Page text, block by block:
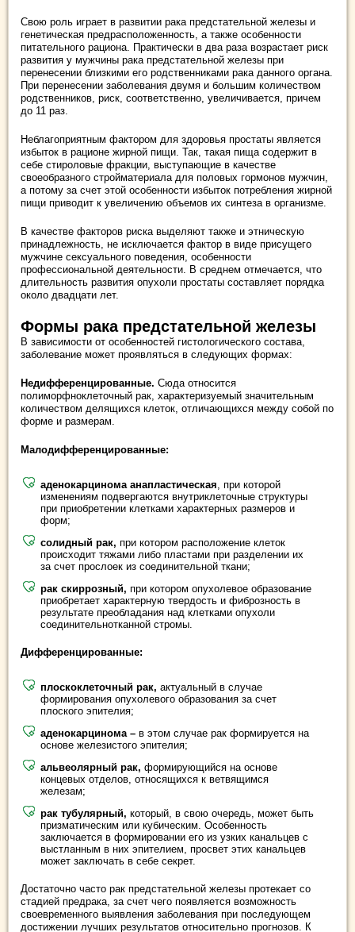
Свою роль играет в развитии рака предстательной железы и
генетическая предрасположенность, а также особенности
питательного рациона. Практически в два раза возрастает риск
развития у мужчины рака предстательной железы при
перенесении близкими его родственниками рака данного органа.
При перенесении заболевания двумя и большим количеством
родственников, риск, соответственно, увеличивается, причем
до 11 раз.
Неблагоприятным фактором для здоровья простаты является
избыток в рационе жирной пищи. Так, такая пища содержит в
себе стироловые фракции, выступающие в качестве
своеобразного стройматериала для половых гормонов мужчин,
а потому за счет этой особенности избыток потребления жирной
пищи приводит к увеличению объемов их синтеза в организме.
В качестве факторов риска выделяют также и этническую
принадлежность, не исключается фактор в виде присущего
мужчине сексуального поведения, особенности
профессиональной деятельности. В среднем отмечается, что
длительность развития опухоли простаты составляет порядка
около двадцати лет.
Формы рака предстательной железы
В зависимости от особенностей гистологического состава,
заболевание может проявляться в следующих формах:
Недифференцированные. Сюда относится
полиморфноклеточный рак, характеризуемый значительным
количеством делящихся клеток, отличающихся между собой по
форме и размерам.
Малодифференцированные:
аденокарцинома анапластическая, при которой
изменениям подвергаются внутриклеточные структуры
при приобретении клетками характерных размеров и
форм;
солидный рак, при котором расположение клеток
происходит тяжами либо пластами при разделении их
за счет прослоек из соединительной ткани;
рак скиррозный, при котором опухолевое образование
приобретает характерную твердость и фиброзность в
результате преобладания над клетками опухоли
соединительнотканной стромы.
Дифференцированные:
плоскоклеточный рак, актуальный в случае
формирования опухолевого образования за счет
плоского эпителия;
аденокарцинома – в этом случае рак формируется на
основе железистого эпителия;
альвеолярный рак, формирующийся на основе
концевых отделов, относящихся к ветвящимся
железам;
рак тубулярный, который, в свою очередь, может быть
призматическим или кубическим. Особенность
заключается в формировании его из узких канальцев с
выстланным в них эпителием, просвет этих канальцев
может заключать в себе секрет.
Достаточно часто рак предстательной железы протекает со
стадией предрака, за счет чего появляется возможность
своевременного выявления заболевания при последующем
достижении лучших результатов относительно прогнозов. К